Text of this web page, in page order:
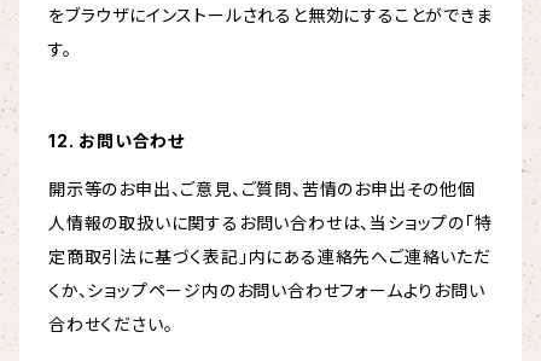
をブラウザにインストールされると無効にすることができま
す。
12. お問い合わせ
開示等のお申出、ご意見、ご質問、苦情のお申出その他個
人情報の取扱いに関するお問い合わせは、当ショップの「特
定商取引法に基づく表記」内にある連絡先へご連絡いただ
くか、ショップページ内のお問い合わせフォームよりお問い
合わせください。